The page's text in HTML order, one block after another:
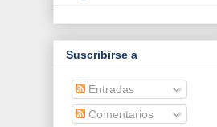
Suscribirse a
Entradas
Comentarios